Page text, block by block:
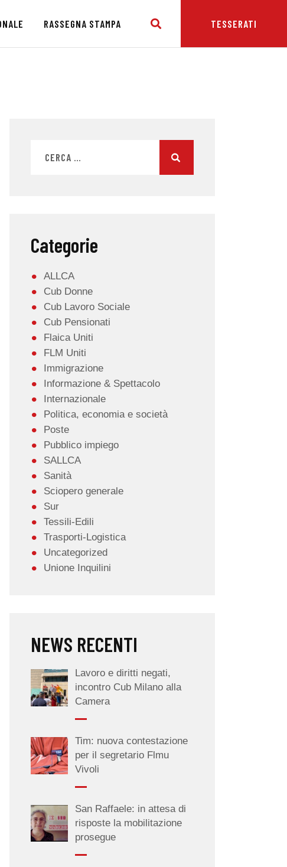
RASSEGNA STAMPA TESSERATI
Categorie
ALLCA
Cub Donne
Cub Lavoro Sociale
Cub Pensionati
Flaica Uniti
FLM Uniti
Immigrazione
Informazione & Spettacolo
Internazionale
Politica, economia e società
Poste
Pubblico impiego
SALLCA
Sanità
Sciopero generale
Sur
Tessili-Edili
Trasporti-Logistica
Uncategorized
Unione Inquilini
NEWS RECENTI
Lavoro e diritti negati,
incontro Cub Milano alla
Camera
Tim: nuova contestazione
per il segretario Flmu
Vivoli
San Raffaele: in attesa di
risposte la mobilitazione
prosegue